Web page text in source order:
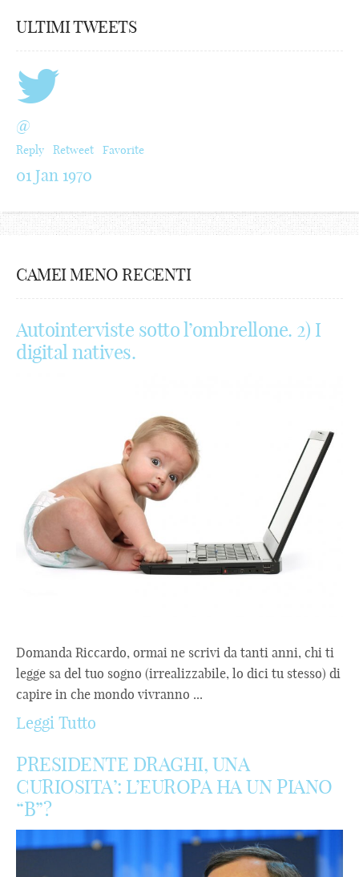
ULTIMI TWEETS
@
Reply Retweet Favorite
01 Jan 1970
CAMEI MENO RECENTI
Autointerviste sotto l’ombrellone. 2) I
digital natives.
Domanda Riccardo, ormai ne scrivi da tanti anni, chi ti
legge sa del tuo sogno (irrealizzabile, lo dici tu stesso) di
capire in che mondo vivranno ...
Leggi Tutto
PRESIDENTE DRAGHI, UNA
CURIOSITA’: L’EUROPA HA UN PIANO
“B”?